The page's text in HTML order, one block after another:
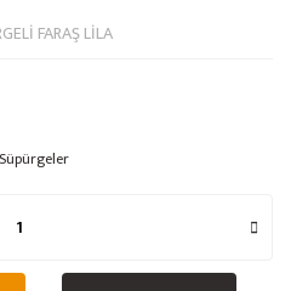
FARAŞ LİLA